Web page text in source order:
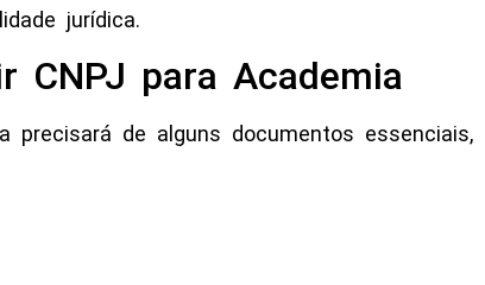
jurídica.
CNPJ para Academia
precisará de alguns documentos essenciais,